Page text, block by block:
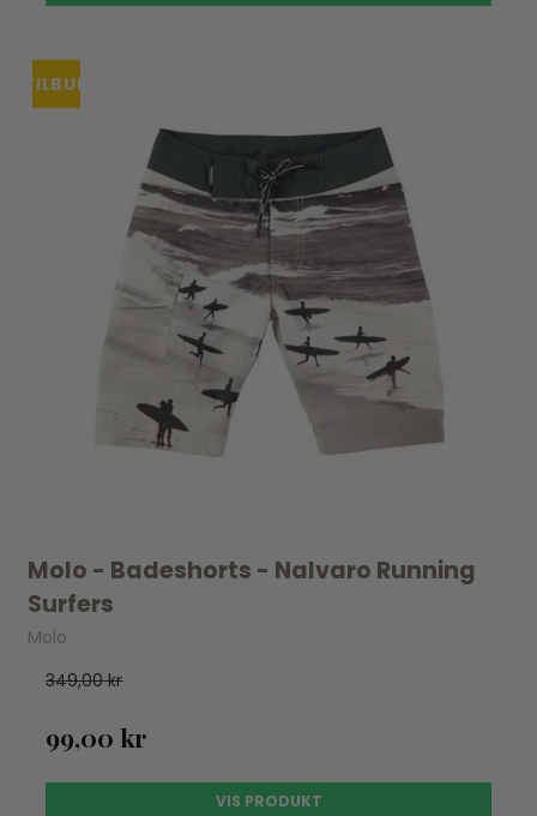
TILBUD
Molo - Badeshorts - Nalvaro Running
Surfers
Molo
349,00 kr
99,00 kr
VIS PRODUKT